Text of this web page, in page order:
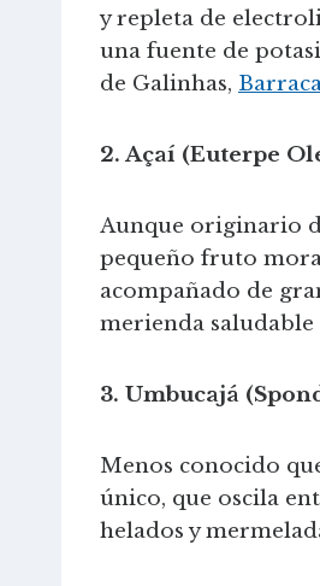
y repleta de
una fuente de
de Galinhas,
2. Açaí (Euterpe
Aunque originario
pequeño fruto
acompañado de
merienda saludable
3. Umbucajá
Menos conocido
único, que oscila
helados y